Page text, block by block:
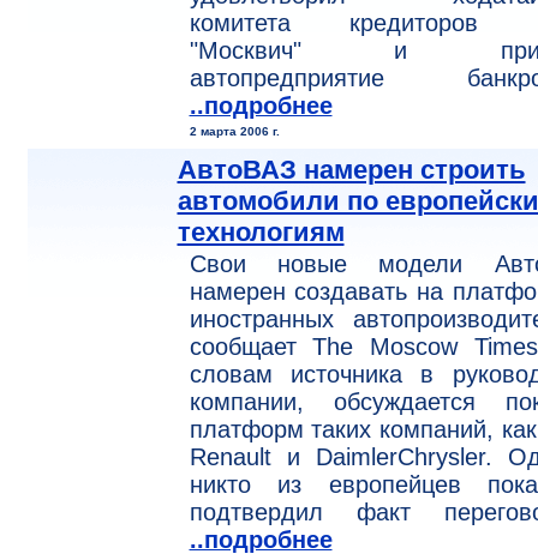
комитета кредиторов
"Москвич" и
автопредприятие
..подробнее
2 марта 2006 г.
АвтоВАЗ намерен строить
автомобили по
технологиям
Свои новые модели
намерен создавать на
иностранных
сообщает The Moscow
словам источника в
компании, обсуждается
платформ таких компаний,
Renault и DaimlerChrysler.
никто из европейцев
подтвердил факт
..подробнее